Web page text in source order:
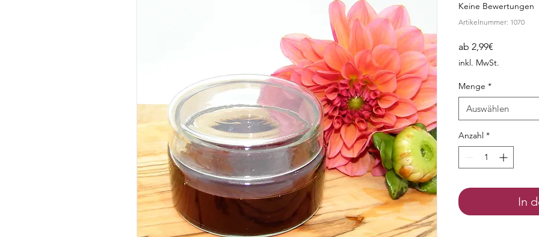
Keine Bewertungen
Artikelnummer: 1070
ab 2,99€
Preis
inkl. MwSt.
Menge *
Auswählen
Anzahl *
In